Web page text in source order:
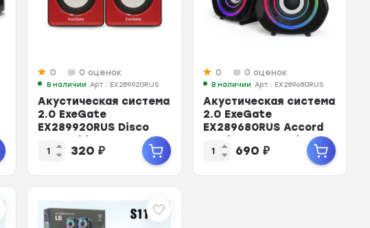
0 0 оценок
В наличии Арт.: EX289920RUS
Акустическая система
2.0 ExeGate
EX289920RUS Disco
140 Red (питание USB,
2х3В...320 ₽
0 0 оценок
В наличии Арт.: EX289680RUS
Акустическая система
2.0 ExeGate
EX289680RUS Accord
210 (USB, 2х3Вт (6Вт
RMS)...690₽